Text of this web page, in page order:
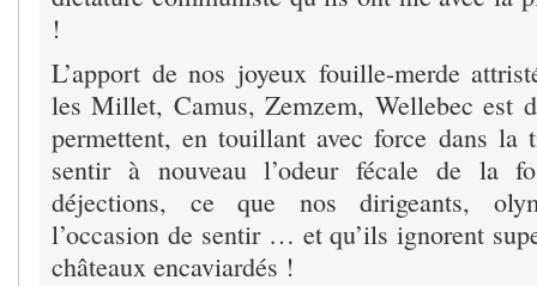
!
L’apport de nos joyeux fouille-merde
les Millet, Camus, Zemzem, Wellebec est
permettent, en touillant avec force dans la
sentir à nouveau l’odeur fécale de la
déjections, ce que nos dirigeants,
l’occasion de sentir … et qu’ils ignorent
châteaux encaviardés !